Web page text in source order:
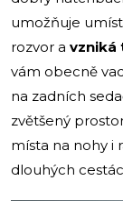
umožňuje
rozvor a vzniká
vám obecně
na zadních
zvětšený
místa na nohy i
dlouhých